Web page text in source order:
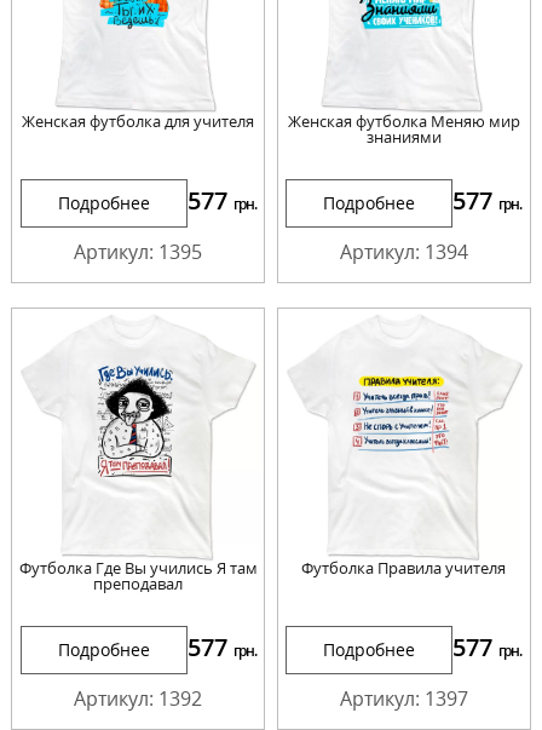
Женская футболка для учителя
Подробнее 577 грн.
Артикул: 1395
Женская футболка Меняю мир
знаниями
Подробнее 577 грн.
Артикул: 1394
Футболка Где Вы учились Я там
преподавал
Подробнее 577 грн.
Артикул: 1392
Футболка Правила учителя
Подробнее 577 грн.
Артикул: 1397